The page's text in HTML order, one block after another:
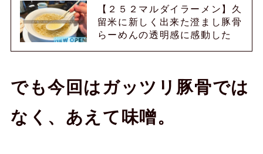
【２５２マルダイラーメン】久
留米に新しく出来た澄まし豚骨
らーめんの透明感に感動した
でも今回はガッツリ豚骨では
なく、あえて味噌。